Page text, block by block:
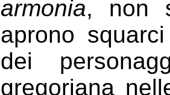
armonia, non
aprono
dei
gregoriana